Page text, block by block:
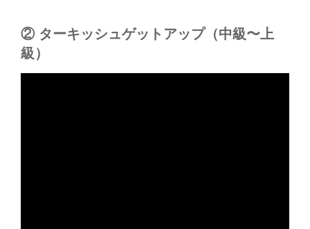
② ターキッシュゲットアップ（中級〜上
級）